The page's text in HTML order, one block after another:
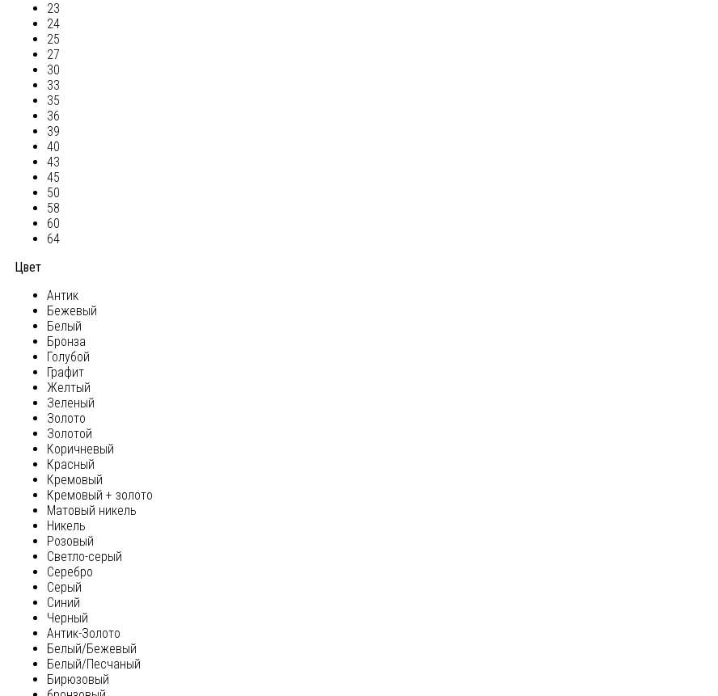
23
24
25
27
30
33
35
36
39
40
43
45
50
58
60
64
Цвет
Антик
Бежевый
Белый
Бронза
Голубой
Графит
Желтый
Зеленый
Золото
Золотой
Коричневый
Красный
Кремовый
Кремовый + золото
Матовый никель
Никель
Розовый
Светло-серый
Серебро
Серый
Синий
Черный
Антик-Золото
Белый/Бежевый
Белый/Песчаный
Бирюзовый